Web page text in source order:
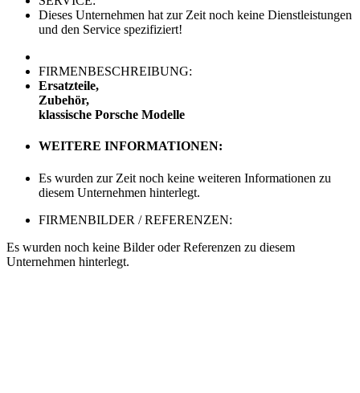
Dieses Unternehmen hat zur Zeit noch keine Dienstleistungen
und den Service spezifiziert!
FIRMENBESCHREIBUNG:
Ersatzteile,
Zubehör,
klassische Porsche Modelle
WEITERE INFORMATIONEN:
Es wurden zur Zeit noch keine weiteren Informationen zu
diesem Unternehmen hinterlegt.
FIRMENBILDER / REFERENZEN:
Es wurden noch keine Bilder oder Referenzen zu diesem
Unternehmen hinterlegt.